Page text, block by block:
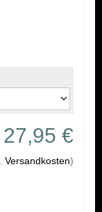
27,95 €
Versandkosten)